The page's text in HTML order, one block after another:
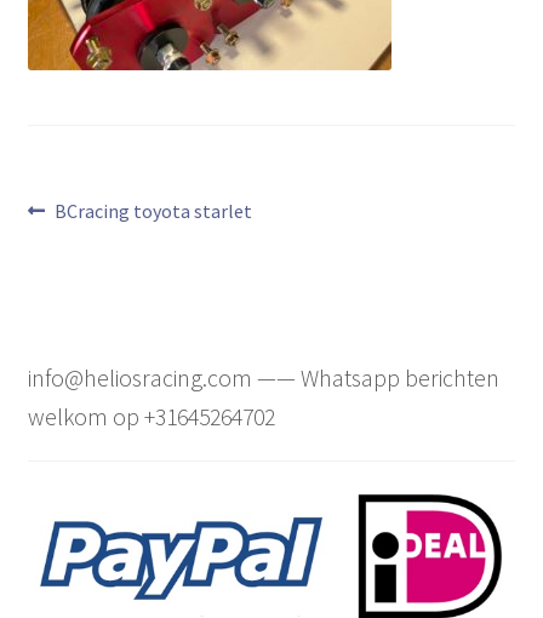
Bericht
Vorig
BCracing toyota starlet
info@heliosracing.com —— Whatsapp berichten
welkom op +31645264702